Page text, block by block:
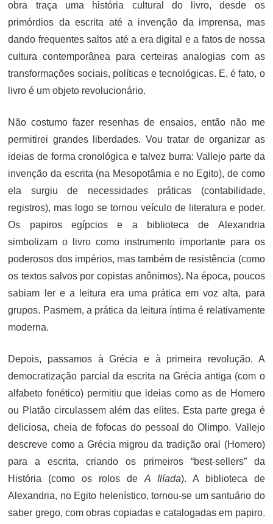
obra traça uma história cultural do livro, desde os
primórdios da escrita até a invenção da imprensa, mas
dando frequentes saltos até a era digital e a fatos de nossa
cultura contemporânea para certeiras analogias com as
transformações sociais, políticas e tecnológicas. E, é fato, o
livro é um objeto revolucionário.
Não costumo fazer resenhas de ensaios, então não me
permitirei grandes liberdades. Vou tratar de organizar as
ideias de forma cronológica e talvez burra: Vallejo parte da
invenção da escrita (na Mesopotâmia e no Egito), de como
ela surgiu de necessidades práticas (contabilidade,
registros), mas logo se tornou veículo de literatura e poder.
Os papiros egípcios e a biblioteca de Alexandria
simbolizam o livro como instrumento importante para os
poderosos dos impérios, mas também de resistência (como
os textos salvos por copistas anônimos). Na época, poucos
sabiam ler e a leitura era uma prática em voz alta, para
grupos. Pasmem, a prática da leitura íntima é relativamente
moderna.
Depois, passamos à Grécia e à primeira revolução. A
democratização parcial da escrita na Grécia antiga (com o
alfabeto fonético) permitiu que ideias como as de Homero
ou Platão circulassem além das elites. Esta parte grega é
deliciosa, cheia de fofocas do pessoal do Olimpo. Vallejo
descreve como a Grécia migrou da tradição oral (Homero)
para a escrita, criando os primeiros “best-sellers” da
História (como os rolos de A Ilíada). A biblioteca de
Alexandria, no Egito helenístico, tornou-se um santuário do
saber grego, com obras copiadas e catalogadas em papiro.